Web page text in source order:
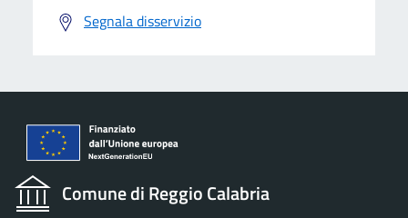
Segnala disservizio
Comune di Reggio Calabria